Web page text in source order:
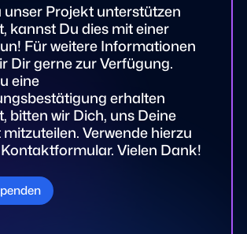
unser Projekt unterstützen
kannst Du dies mit einer
Für weitere Informationen
Dir gerne zur Verfügung.
eine
erhalten
bitten wir Dich, uns Deine
Verwende hierzu
Vielen Dank!